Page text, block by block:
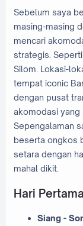
Sebelum saya
masing-masing
mencari
strategis.
Silom. Lokasi-
tempat iconic
dengan pusat
akomodasi yang
Sepengalaman
beserta ongkos
setara dengan
mahal dikit.
Hari
Siang -